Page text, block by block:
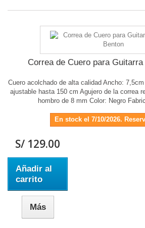
Correa de Cuero para
Cuero acolchado de alta calidad Ancho:
ajustable hasta 150 cm Agujero de la correa
hombro de 8 mm Color: Negro
En stock el 7/10/2026.
S/ 129.00
Añadir al
carrito
Más